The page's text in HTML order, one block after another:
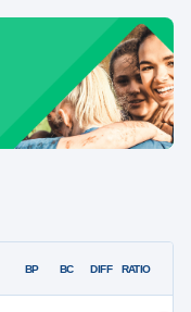
BP BC DIFF RATIO